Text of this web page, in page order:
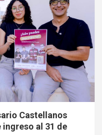
Castellanos
al 31 de